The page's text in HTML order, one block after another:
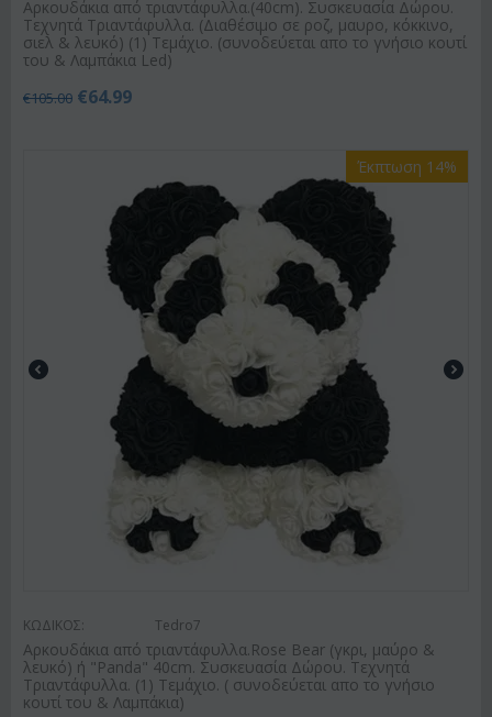
Αρκουδάκια από τριαντάφυλλα.(40cm). Συσκευασία Δώρου.
Τεχνητά Τριαντάφυλλα. (Διαθέσιμο σε ροζ, μαυρο, κόκκινο,
σιελ & λευκό) (1) Τεμάχιο. (συνοδεύεται απο το γνήσιο κουτί
του & Λαμπάκια Led)
€105.00 €64.99
Έκπτωση 14%
ΚΩΔΙΚΟΣ: Tedro7
Αρκουδάκια από τριαντάφυλλα.Rose Bear (γκρι, μαύρο &
λευκό) ή "Panda" 40cm. Συσκευασία Δώρου. Τεχνητά
Τριαντάφυλλα. (1) Τεμάχιο. ( συνοδεύεται απο το γνήσιο
κουτί του & Λαμπάκια)